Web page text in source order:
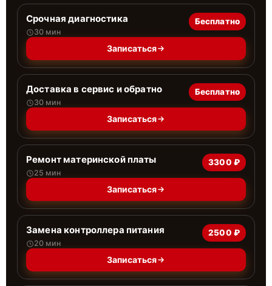
Срочная диагностика
30 мин
Бесплатно
Записаться
Доставка в сервис и обратно
30 мин
Бесплатно
Записаться
Ремонт материнской платы
25 мин
3300 ₽
Записаться
Замена контроллера питания
20 мин
2500 ₽
Записаться